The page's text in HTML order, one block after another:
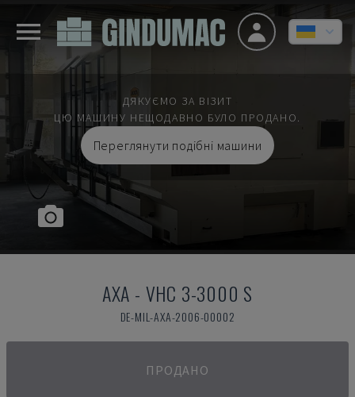
ДЯКУЄМО ЗА ВІЗИТ
ЦЮ МАШИНУ НЕЩОДАВНО БУЛО ПРОДАНО.
Переглянути подібні машини
AXA - VHC 3-3000 S
DE-MIL-AXA-2006-00002
ПРОДАНО